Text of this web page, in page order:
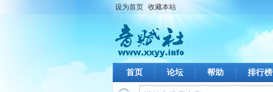
设为首页 收藏本站
首页 论坛 帮助 排行榜